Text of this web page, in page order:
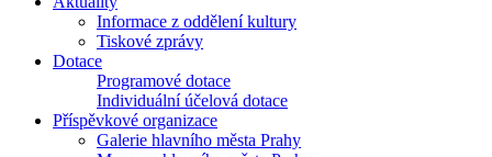
Informace z oddělení kultury
Tiskové zprávy
Dotace
Programové dotace
Individuální účelová dotace
Příspěvkové organizace
Galerie hlavního města Prahy